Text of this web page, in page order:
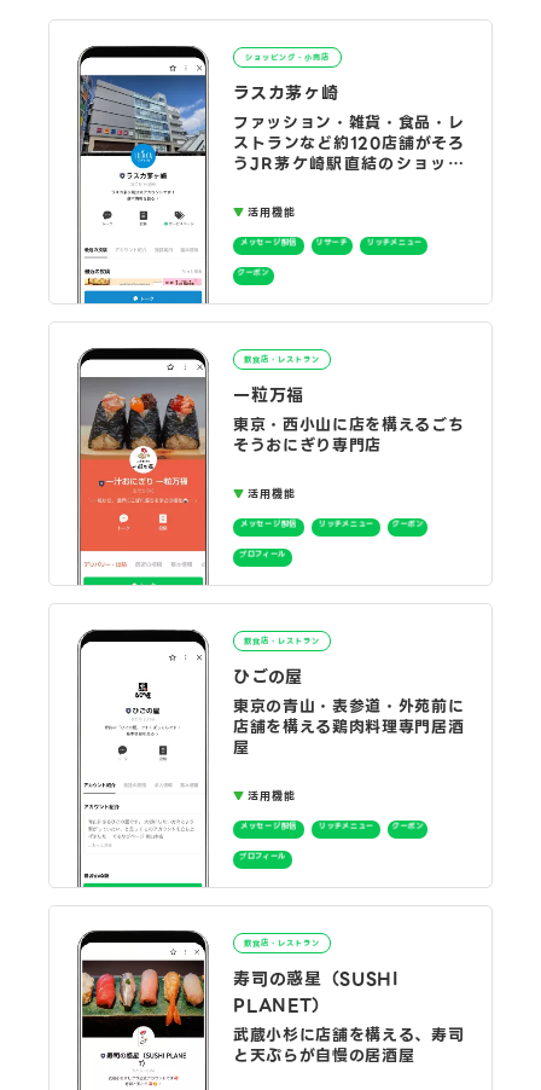
ショッピング・小売店
ラスカ茅ヶ崎
ファッション・雑貨・食品・レ
ストランなど約120店舗がそろ
うJR茅ケ崎駅直結のショッピ
活用機能
メッセージ配信 リサーチ リッチメニュー
クーポン
飲食店・レストラン
一粒万福
東京・西小山に店を構えるごち
そうおにぎり専門店
活用機能
メッセージ配信 リッチメニュー クーポン
プロフィール
飲食店・レストラン
ひごの屋
東京の青山・表参道・外苑前に
店舗を構える鶏肉料理専門居酒
屋
活用機能
メッセージ配信 リッチメニュー クーポン
プロフィール
飲食店・レストラン
寿司の惑星（SUSHI
PLANET）
武蔵小杉に店舗を構える、寿司
と天ぷらが自慢の居酒屋